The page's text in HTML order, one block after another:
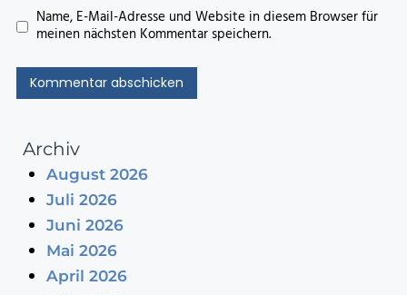
Name, E-Mail-Adresse und Website in diesem Browser für
meinen nächsten Kommentar speichern.
Archiv
August 2026
Juli 2026
Juni 2026
Mai 2026
April 2026